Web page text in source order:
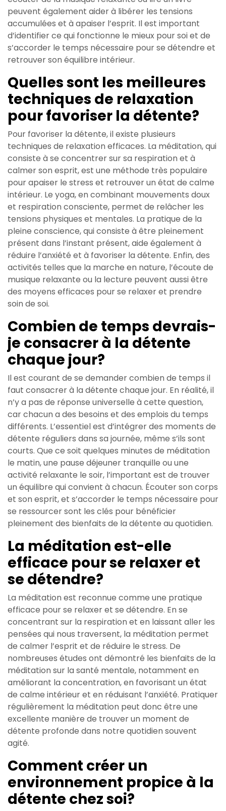
peuvent également aider à libérer les tensions
accumulées et à apaiser l’esprit. Il est important
d’identifier ce qui fonctionne le mieux pour soi et de
s’accorder le temps nécessaire pour se détendre et
retrouver son équilibre intérieur.
Quelles sont les meilleures
techniques de relaxation
pour favoriser la détente?
Pour favoriser la détente, il existe plusieurs
techniques de relaxation efficaces. La méditation, qui
consiste à se concentrer sur sa respiration et à
calmer son esprit, est une méthode très populaire
pour apaiser le stress et retrouver un état de calme
intérieur. Le yoga, en combinant mouvements doux
et respiration consciente, permet de relâcher les
tensions physiques et mentales. La pratique de la
pleine conscience, qui consiste à être pleinement
présent dans l’instant présent, aide également à
réduire l’anxiété et à favoriser la détente. Enfin, des
activités telles que la marche en nature, l’écoute de
musique relaxante ou la lecture peuvent aussi être
des moyens efficaces pour se relaxer et prendre
soin de soi.
Combien de temps devrais-
je consacrer à la détente
chaque jour?
Il est courant de se demander combien de temps il
faut consacrer à la détente chaque jour. En réalité, il
n’y a pas de réponse universelle à cette question,
car chacun a des besoins et des emplois du temps
différents. L’essentiel est d’intégrer des moments de
détente réguliers dans sa journée, même s’ils sont
courts. Que ce soit quelques minutes de méditation
le matin, une pause déjeuner tranquille ou une
activité relaxante le soir, l’important est de trouver
un équilibre qui convient à chacun. Écouter son corps
et son esprit, et s’accorder le temps nécessaire pour
se ressourcer sont les clés pour bénéficier
pleinement des bienfaits de la détente au quotidien.
La méditation est-elle
efficace pour se relaxer et
se détendre?
La méditation est reconnue comme une pratique
efficace pour se relaxer et se détendre. En se
concentrant sur la respiration et en laissant aller les
pensées qui nous traversent, la méditation permet
de calmer l’esprit et de réduire le stress. De
nombreuses études ont démontré les bienfaits de la
méditation sur la santé mentale, notamment en
améliorant la concentration, en favorisant un état
de calme intérieur et en réduisant l’anxiété. Pratiquer
régulièrement la méditation peut donc être une
excellente manière de trouver un moment de
détente profonde dans notre quotidien souvent
agité.
Comment créer un
environnement propice à la
détente chez soi?